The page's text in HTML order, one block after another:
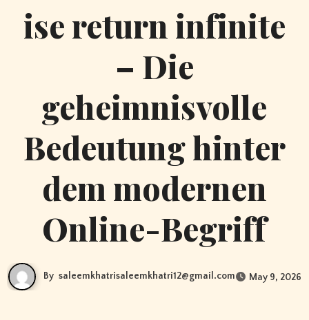
ise return infinite
– Die
geheimnisvolle
Bedeutung hinter
dem modernen
Online-Begriff
By saleemkhatrisaleemkhatri12@gmail.com May 9, 2026